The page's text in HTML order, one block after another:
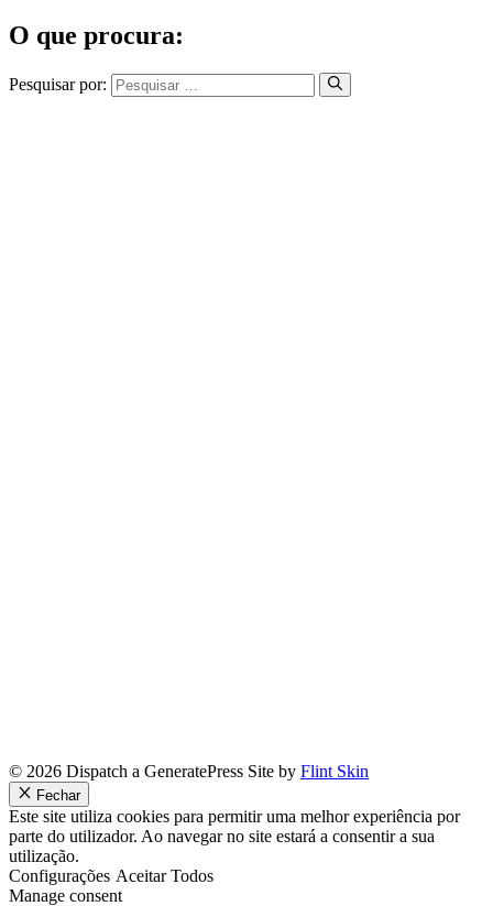
O que procura:
Pesquisar por:
© 2026 Dispatch a GeneratePress Site by Flint Skin
Fechar
Este site utiliza cookies para permitir uma melhor experiência por
parte do utilizador. Ao navegar no site estará a consentir a sua
utilização.
Configurações Aceitar Todos
Manage consent